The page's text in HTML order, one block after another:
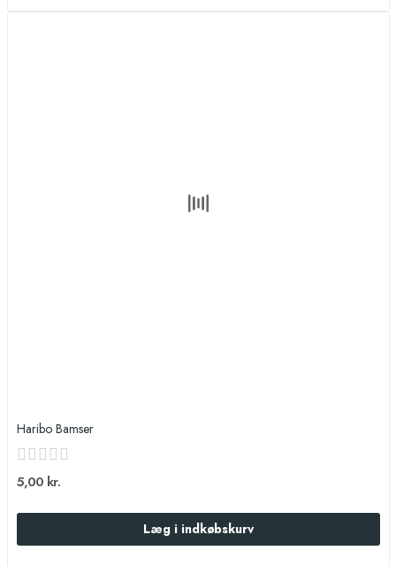
Haribo Bamser
5,00 kr.
Læg i indkøbskurv